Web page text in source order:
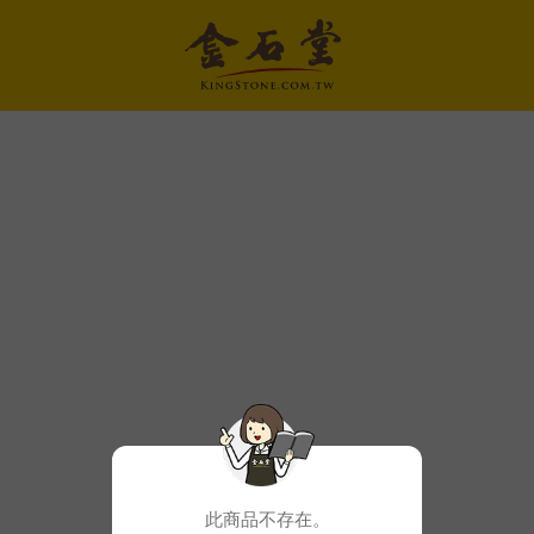
此商品不存在。